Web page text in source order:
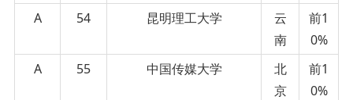
A
54 昆明理工大学
云
南
前1
0%
A
55 中国传媒大学
北
京
前1
0%